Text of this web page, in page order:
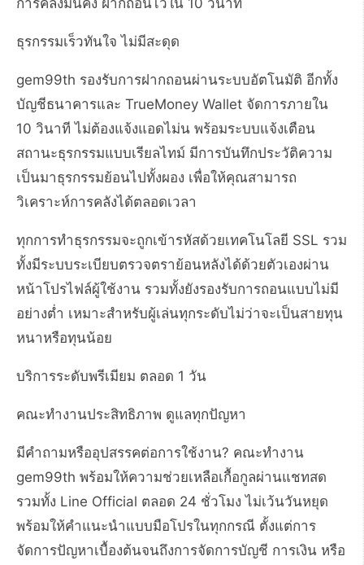
ธุรกรรมเร็วทันใจ ไม่มีสะดุด
gem99th รองรับการฝากถอนผ่านระบบอัตโนมัติ อีกทั้ง
บัญชีธนาคารและ TrueMoney Wallet จัดการภายใน
10 วินาที ไม่ต้องแจ้งแอดไม่น พร้อมระบบแจ้งเตือน
สถานะธุรกรรมแบบเรียลไทม์ มีการบันทึกประวัติความ
เป็นมาธุรกรรมย้อนไปทั้งผอง เพื่อให้คุณสามารถ
วิเคราะห์การคลังได้ตลอดเวลา
ทุกการทำธุรกรรมจะถูกเข้ารหัสด้วยเทคโนโลยี SSL รวม
ทั้งมีระบบระเบียบตรวจตราย้อนหลังได้ด้วยตัวเองผ่าน
หน้าโปรไฟล์ผู้ใช้งาน รวมทั้งยังรองรับการถอนแบบไม่มี
อย่างต่ำ เหมาะสำหรับผู้เล่นทุกระดับไม่ว่าจะเป็นสายทุน
หนาหรือทุนน้อย
บริการระดับพรีเมียม ตลอด 1 วัน
คณะทำงานประสิทธิภาพ ดูแลทุกปัญหา
มีคำถามหรืออุปสรรคต่อการใช้งาน? คณะทำงาน
gem99th พร้อมให้ความช่วยเหลือเกื้อกูลผ่านแชทสด
รวมทั้ง Line Official ตลอด 24 ชั่วโมง ไม่เว้นวันหยุด
พร้อมให้คำแนะนำแบบมือโปรในทุกกรณี ตั้งแต่การ
จัดการปัญหาเบื้องต้นจนถึงการจัดการบัญชี การเงิน หรือ